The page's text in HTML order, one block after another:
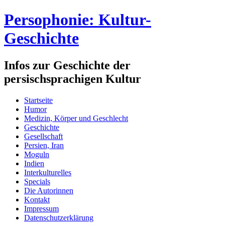
Persophonie: Kultur-
Geschichte
Infos zur Geschichte der
persischsprachigen Kultur
Startseite
Humor
Medizin, Körper und Geschlecht
Geschichte
Gesellschaft
Persien, Iran
Moguln
Indien
Interkulturelles
Specials
Die Autorinnen
Kontakt
Impressum
Datenschutzerklärung